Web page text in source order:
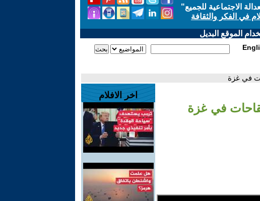
الاجتماعية للجميع"
في الفكر والثقافة
الموقع البديل
اخر الافلام